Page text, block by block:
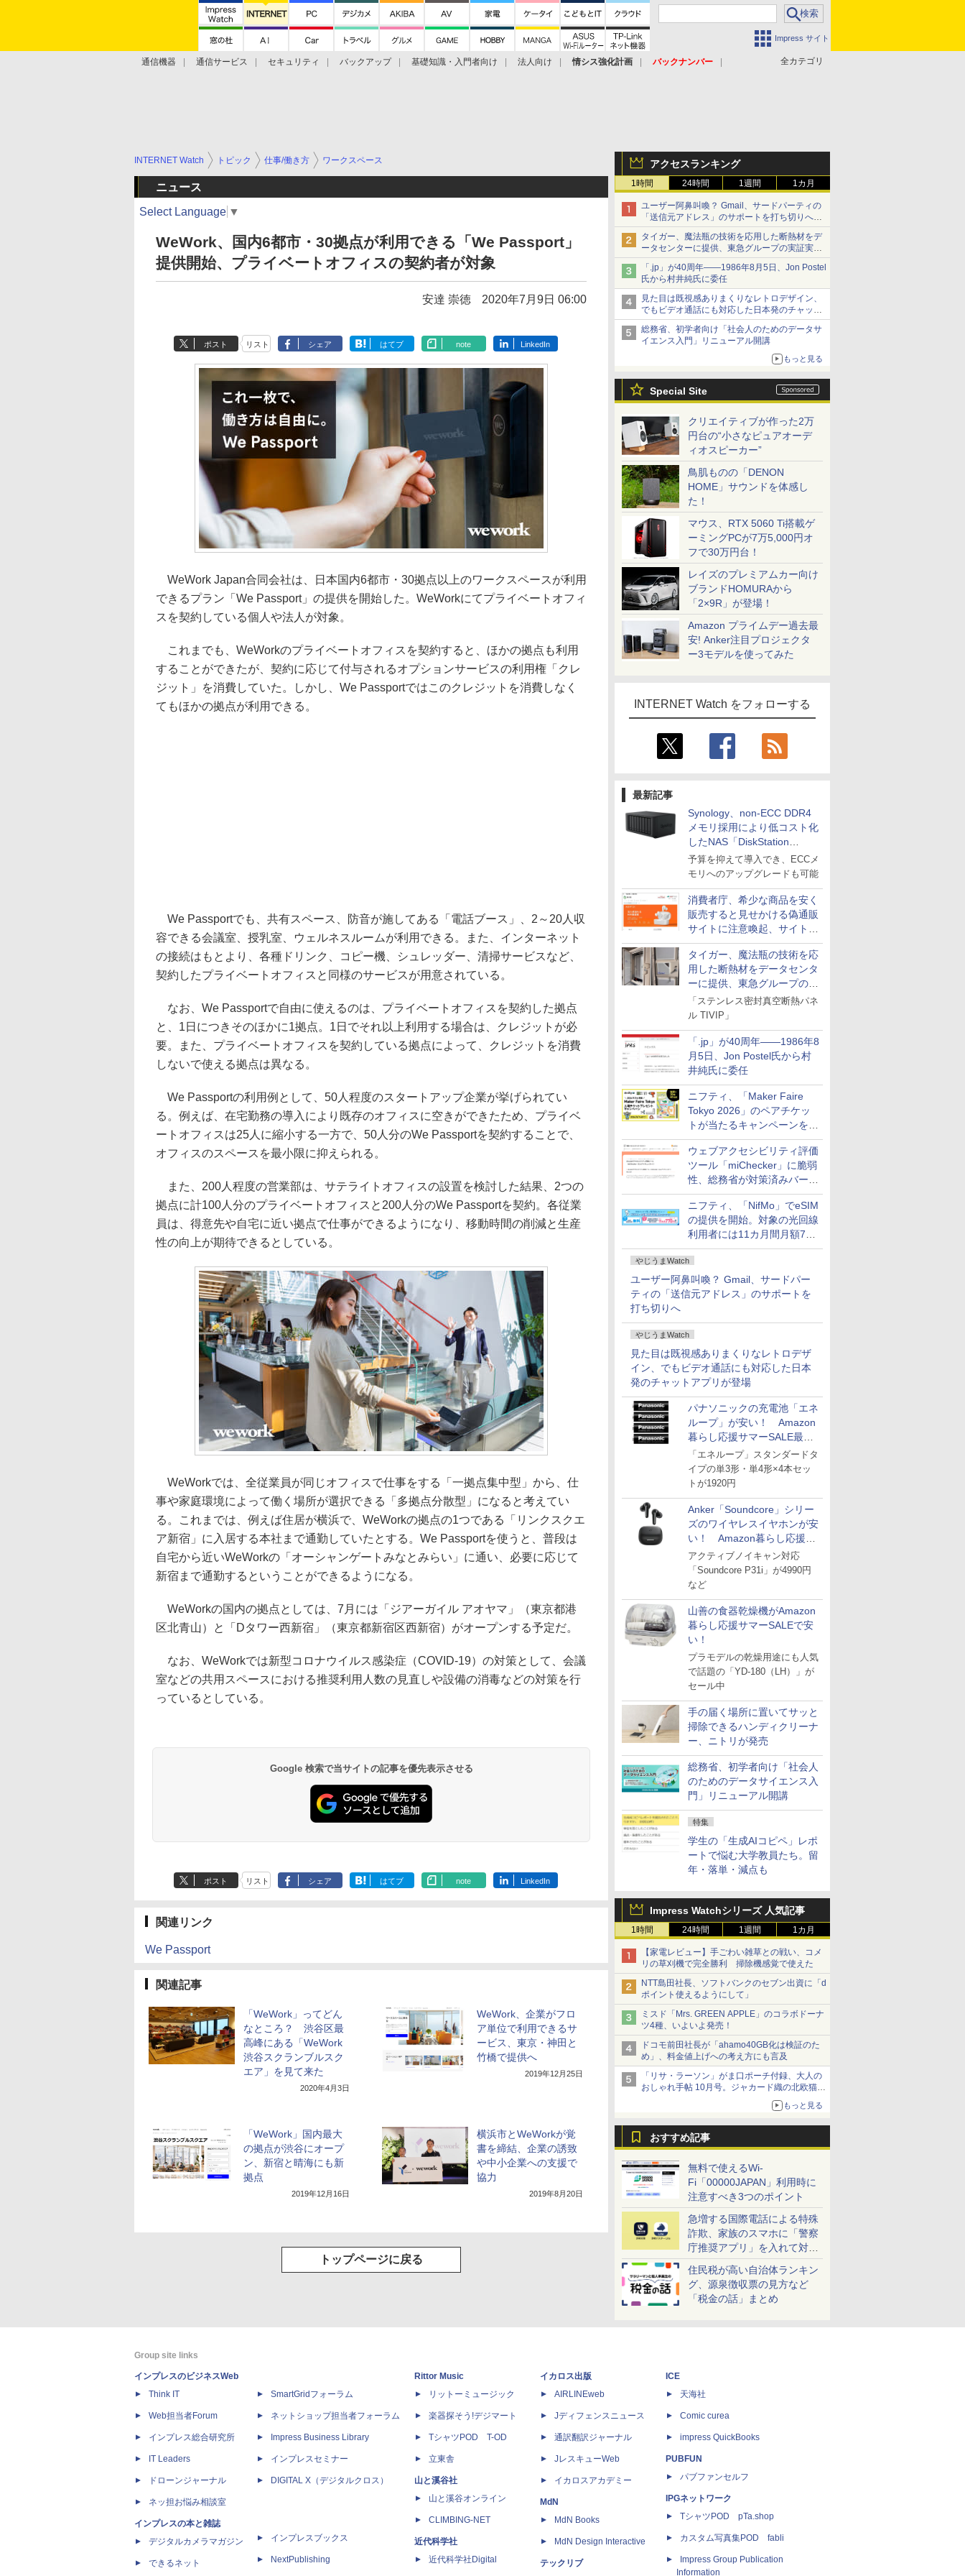
Impress サイト
全カテゴリ
通信機器 通信サービス セキュリティ バックアップ 基礎知識・入門者向け 法人向け 情シス強化計画
バックナンバー
アクセスランキング
1時間 24時間 1週間 1カ月
ユーザー阿鼻叫喚？ Gmail、サードパーティの
「送信元アドレス」のサポートを打ち切りへ
【やじうまWatch】
タイガー、魔法瓶の技術を応用した断熱材をデ
ータセンターに提供、東急グループの実証実験
で 「ステンレス密封真空断熱パネル TIVIP」
「.jp」が40周年――1986年8月5日、Jon Postel
氏から村井純氏に委任
見た目は既視感ありまくりなレトロデザイン、
でもビデオ通話にも対応した日本発のチャット
アプリが登場【やじうまWatch】
総務省、初学者向け「社会人のためのデータサ
イエンス入門」リニューアル開講
もっと見る
Special Site
クリエイティブが作った2万
円台の“小さなピュアオーデ
ィオスピーカー”
鳥肌ものの「DENON
HOME」サウンドを体感し
た！
マウス、RTX 5060 Ti搭載ゲ
ーミングPCが7万5,000円オ
フで30万円台！
レイズのプレミアムカー向け
ブランドHOMURAから
「2×9R」が登場！
Amazon プライムデー過去最
安! Anker注目プロジェクタ
ー3モデルを使ってみた
INTERNET Watch をフォローする
最新記事
Synology、non-ECC DDR4
メモリ採用により低コスト化
したNAS「DiskStation
neo+」シリーズ
予算を抑えて導入でき、ECCメ
モリへのアップグレードも可能
消費者庁、希少な商品を安く
販売すると見せかける偽通販
サイトに注意喚起、サイト名
とドメイン名を公表
タイガー、魔法瓶の技術を応
用した断熱材をデータセンタ
ーに提供、東急グループの実
証実験で
「ステンレス密封真空断熱パネ
ル TIVIP」
「.jp」が40周年――1986年8
月5日、Jon Postel氏から村
井純氏に委任
ニフティ、「Maker Faire
Tokyo 2026」のペアチケッ
トが当たるキャンペーンをX
で実施。8月16日まで
ウェブアクセシビリティ評価
ツール「miChecker」に脆弱
性、総務省が対策済みバージ
ョンへの更新を呼び掛け
ニフティ、「NifMo」でeSIM
の提供を開始。対象の光回線
利用者には11カ月間月額770
円割引のキャンペーン
やじうまWatch
ユーザー阿鼻叫喚？ Gmail、サードパー
ティの「送信元アドレス」のサポートを
打ち切りへ
やじうまWatch
見た目は既視感ありまくりなレトロデザ
イン、でもビデオ通話にも対応した日本
発のチャットアプリが登場
パナソニックの充電池「エネ
ループ」が安い！ Amazon
暮らし応援サマーSALE最終
日
「エネループ」スタンダードタ
イプの単3形・単4形×4本セッ
トが1920円
Anker「Soundcore」シリー
ズのワイヤレスイヤホンが安
い！ Amazon暮らし応援サ
マーSALE
アクティブノイキャン対応
「Soundcore P31i」が4990円
など
山善の食器乾燥機がAmazon
暮らし応援サマーSALEで安
い！
プラモデルの乾燥用途にも人気
で話題の「YD-180（LH）」が
セール中
手の届く場所に置いてサッと
掃除できるハンディクリーナ
ー、ニトリが発売
総務省、初学者向け「社会人
のためのデータサイエンス入
門」リニューアル開講
特集
学生の「生成AIコピペ」レポ
ートで悩む大学教員たち。留
年・落単・減点も
Impress Watchシリーズ 人気記事
1時間 24時間 1週間 1カ月
【家電レビュー】手ごわい雑草との戦い、コメ
リの草刈機で完全勝利 掃除機感覚で使えた
NTT島田社長、ソフトバンクのセブン出資に「d
ポイント使えるようにして」
ミスド「Mrs. GREEN APPLE」のコラボドーナ
ツ4種、いよいよ発売！
ドコモ前田社長が「ahamo40GB化は検証のた
め」、料金値上げへの考え方にも言及
「リサ・ラーソン」がま口ポーチ付録、大人の
おしゃれ手帖 10月号。ジャカード織の北欧猫デ
もっと見る
おすすめ記事
無料で使えるWi-
Fi「00000JAPAN」利用時に
注意すべき3つのポイント
急増する国際電話による特殊
詐欺、家族のスマホに「警察
庁推奨アプリ」を入れて対策
しよう！
住民税が高い自治体ランキン
グ、源泉徴収票の見方など
「税金の話」まとめ
INTERNET Watch トピック 仕事/働き方 ワークスペース
ニュース
Select Language ▼
WeWork、国内6都市・30拠点が利用できる「We Passport」
提供開始、プライベートオフィスの契約者が対象
安達 崇徳 2020年7月9日 06:00
ポスト リスト シェア はてブ note LinkedIn
WeWork Japan合同会社は、日本国内6都市・30拠点以上のワークスペースが利用
できるプラン「We Passport」の提供を開始した。WeWorkにてプライベートオフィ
スを契約している個人や法人が対象。
これまでも、WeWorkのプライベートオフィスを契約すると、ほかの拠点も利用
することができたが、契約に応じて付与されるオプションサービスの利用権「クレ
ジット」を消費していた。しかし、We Passportではこのクレジットを消費しなく
てもほかの拠点が利用できる。
We Passportでも、共有スペース、防音が施してある「電話ブース」、2～20人収
容できる会議室、授乳室、ウェルネスルームが利用できる。また、インターネット
の接続はもとより、各種ドリンク、コピー機、シュレッダー、清掃サービスなど、
契約したプライベートオフィスと同様のサービスが用意されている。
なお、We Passportで自由に使えるのは、プライベートオフィスを契約した拠点
と、1日につきそのほかに1拠点。1日でそれ以上利用する場合は、クレジットが必
要。また、プライベートオフィスを契約している拠点によって、クレジットを消費
しないで使える拠点は異なる。
We Passportの利用例として、50人程度のスタートアップ企業が挙げられてい
る。例えば、在宅勤務の導入により既存のオフィスに空きができたため、プライベ
ートオフィスは25人に縮小する一方で、50人分のWe Passportを契約することで、
オフィスのスペースを最小限に抑えられる。
また、200人程度の営業部は、サテライトオフィスの設置を検討した結果、2つの
拠点に計100人分のプライベートオフィスと200人分のWe Passportを契約。各従業
員は、得意先や自宅に近い拠点で仕事ができるようになり、移動時間の削減と生産
性の向上が期待できるとしている。
WeWorkでは、全従業員が同じオフィスで仕事をする「一拠点集中型」から、仕
事や家庭環境によって働く場所が選択できる「多拠点分散型」になると考えてい
る。これまでは、例えば住居が横浜で、WeWorkの拠点の1つである「リンクスクエ
ア新宿」に入居する本社まで通勤していたとする。We Passportを使うと、普段は
自宅から近いWeWorkの「オーシャンゲートみなとみらい」に通い、必要に応じて
新宿まで通勤するということができるようになる。
WeWorkの国内の拠点としては、7月には「ジアーガイル アオヤマ」（東京都港
区北青山）と「Dタワー西新宿」（東京都新宿区西新宿）がオープンする予定だ。
なお、WeWorkでは新型コロナウイルス感染症（COVID-19）の対策として、会議
室などの共用スペースにおける推奨利用人数の見直しや設備の消毒などの対策を行
っているとしている。
Google 検索で当サイトの記事を優先表示させる
ポスト リスト シェア はてブ note LinkedIn
関連リンク
We Passport
関連記事
「WeWork」ってどん
なところ？ 渋谷区最
高峰にある「WeWork
渋谷スクランブルスク
エア」を見て来た
2020年4月3日
WeWork、企業がフロ
ア単位で利用できるサ
ービス、東京・神田と
竹橋で提供へ
2019年12月25日
「WeWork」国内最大
の拠点が渋谷にオープ
ン、新宿と晴海にも新
拠点
2019年12月16日
横浜市とWeWorkが覚
書を締結、企業の誘致
や中小企業への支援で
協力
2019年8月20日
トップページに戻る
Group site links
インプレスのビジネスWeb
Think IT
Web担当者Forum
インプレス総合研究所
IT Leaders
ドローンジャーナル
ネッ担お悩み相談室
インプレスの本と雑誌
デジタルカメラマガジン
できるネット
SmartGridフォーラム
ネットショップ担当者フォーラム
Impress Business Library
インプレスセミナー
DIGITAL X（デジタルクロス）
インプレスブックス
NextPublishing
Rittor Music
リットーミュージック
楽器探そう!デジマート
TシャツPOD T-OD
立東舎
山と溪谷社
山と溪谷オンライン
CLIMBING-NET
近代科学社
近代科学社Digital
イカロス出版
AIRLINEweb
Jディフェンスニュース
通訳翻訳ジャーナル
JレスキューWeb
イカロスアカデミー
MdN
MdN Books
MdN Design Interactive
テックリブ
ICE
天海社
Comic curea
impress QuickBooks
PUBFUN
パブファンセルフ
IPGネットワーク
TシャツPOD pTa.shop
カスタム写真集POD fabli
Impress Group Publication
Information